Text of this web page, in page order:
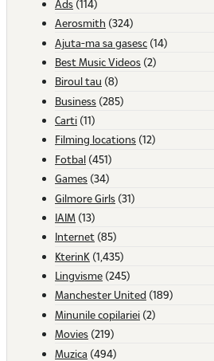
Ads (114)
Aerosmith (324)
Ajuta-ma sa gasesc (14)
Best Music Videos (2)
Biroul tau (8)
Business (285)
Carti (11)
Filming locations (12)
Fotbal (451)
Games (34)
Gilmore Girls (31)
IAIM (13)
Internet (85)
KterinK (1,435)
Lingvisme (245)
Manchester United (189)
Minunile copilariei (2)
Movies (219)
Muzica (494)